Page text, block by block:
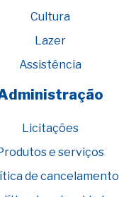
Cultura
Lazer
Assistência
Licitações
e serviços
de cancelamento